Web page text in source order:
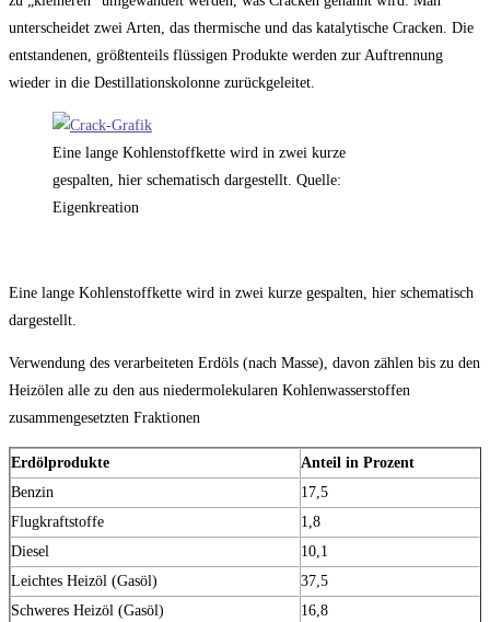
unterscheidet zwei Arten, das thermische und das katalytische Cracken. Die
entstandenen, größtenteils flüssigen Produkte werden zur Auftrennung
wieder in die Destillationskolonne zurückgeleitet.
Eine lange Kohlenstoffkette wird in zwei kurze
gespalten, hier schematisch dargestellt. Quelle:
Eigenkreation
Eine lange Kohlenstoffkette wird in zwei kurze gespalten, hier schematisch
dargestellt.
Verwendung des verarbeiteten Erdöls (nach Masse), davon zählen bis zu den
Heizölen alle zu den aus niedermolekularen Kohlenwasserstoffen
zusammengesetzten Fraktionen
Erdölprodukte
Anteil in Prozent
Benzin
17,5
Flugkraftstoffe
1,8
Diesel
10,1
Leichtes Heizöl (Gasöl)
37,5
Schweres Heizöl (Gasöl)
16,8